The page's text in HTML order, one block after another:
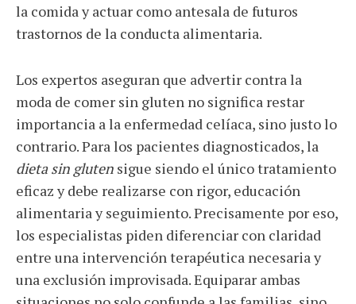
la comida y actuar como antesala de futuros
trastornos de la conducta alimentaria.
Los expertos aseguran que advertir contra la
moda de comer sin gluten no significa restar
importancia a la enfermedad celíaca, sino justo lo
contrario. Para los pacientes diagnosticados, la
dieta sin gluten sigue siendo el único tratamiento
eficaz y debe realizarse con rigor, educación
alimentaria y seguimiento. Precisamente por eso,
los especialistas piden diferenciar con claridad
entre una intervención terapéutica necesaria y
una exclusión improvisada. Equiparar ambas